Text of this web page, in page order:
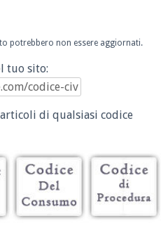
potrebbero non essere aggiornati.
tuo sito:
di qualsiasi codice